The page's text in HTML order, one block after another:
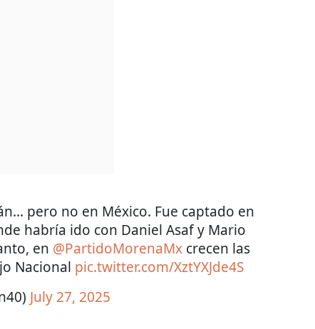
pero no en México. Fue captado en
habría ido con Daniel Asaf y Mario
en @PartidoMorenaMxcrecen las
Nacional pic.twitter.com/XztYXJde4S
July 27, 2025